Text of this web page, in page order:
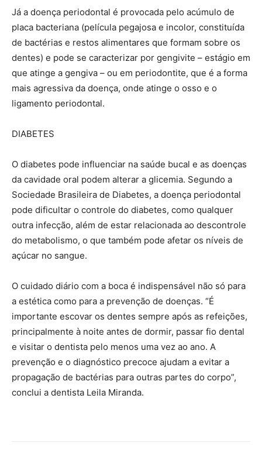
Já a doença periodontal é provocada pelo acúmulo de
placa bacteriana (película pegajosa e incolor, constituída
de bactérias e restos alimentares que formam sobre os
dentes) e pode se caracterizar por gengivite – estágio em
que atinge a gengiva – ou em periodontite, que é a forma
mais agressiva da doença, onde atinge o osso e o
ligamento periodontal.
DIABETES
O diabetes pode influenciar na saúde bucal e as doenças
da cavidade oral podem alterar a glicemia. Segundo a
Sociedade Brasileira de Diabetes, a doença periodontal
pode dificultar o controle do diabetes, como qualquer
outra infecção, além de estar relacionada ao descontrole
do metabolismo, o que também pode afetar os níveis de
açúcar no sangue.
O cuidado diário com a boca é indispensável não só para
a estética como para a prevenção de doenças. “É
importante escovar os dentes sempre após as refeições,
principalmente à noite antes de dormir, passar fio dental
e visitar o dentista pelo menos uma vez ao ano. A
prevenção e o diagnóstico precoce ajudam a evitar a
propagação de bactérias para outras partes do corpo”,
conclui a dentista Leila Miranda.